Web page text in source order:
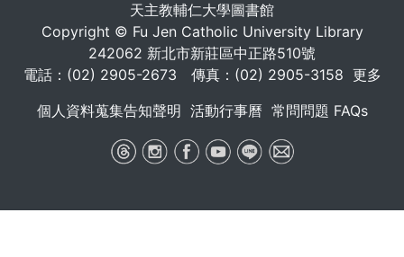
天主教輔仁大學圖書館
Copyright © Fu Jen Catholic University Library
242062 新北市新莊區中正路510號
電話：(02) 2905-2673 傳真：(02) 2905-3158 更多
個人資料蒐集告知聲明 活動行事曆 常問問題 FAQs